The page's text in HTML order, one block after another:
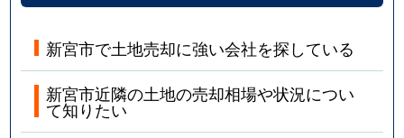
新宮市で土地売却に強い会社を探している
新宮市近隣の土地の売却相場や状況につい
て知りたい